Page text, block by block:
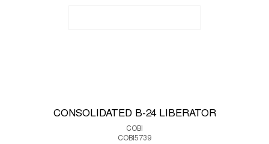
CONSOLIDATED B-24 LIBERATOR
COBI
COBI5739